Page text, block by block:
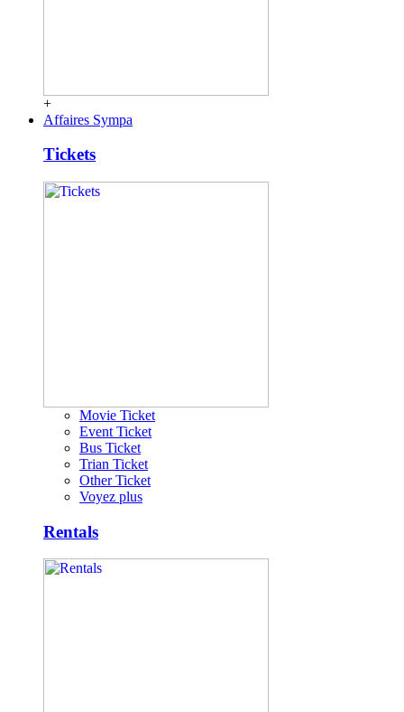
+
Affaires Sympa
Tickets
Movie Ticket
Event Ticket
Bus Ticket
Trian Ticket
Other Ticket
Voyez plus
Rentals